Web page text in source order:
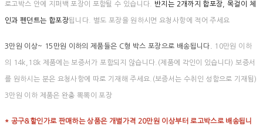
로고박스 안에 지퍼백 포장이 포함될 수 있습니다. 반지는 2개까지 합포장, 목걸이 체
인과 펜던트는 합포장됩니다. 별도 포장을 원하시면 요청사항에 적어 주세요
3만원 이상~ 15만원 이하의 제품들은 C형 박스 포장으로 배송됩니다. 10만원 이하
의 14k,18k 제품에는 보증서가 포함되지 않습니다.(제품에 각인이 있습니다) 보증서
를 원하시는 분은 요청사항에 따로 기재해 주세요.(보증서는 수취인 성함으로 기재됨)
3만원 이하 제품은 완충 뽁뽁이 포장
* 공구&할인가로 판매하는 상품은 개별가격 20만원 이상부터 로고박스로 배송됩니